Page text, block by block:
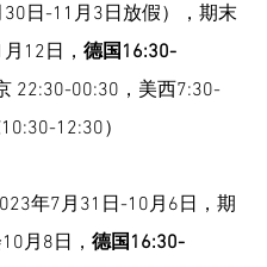
30日-11月3日放假），期末
12日， 德国16:30-
22:30-00:30，美西7:30-
12:30）
年7月31日-10月6日，期
月8日， 德国16:30-